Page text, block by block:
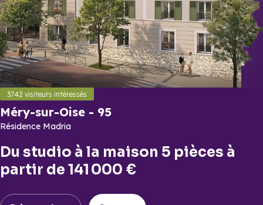
3742 visiteurs intéressés
Méry-sur-Oise - 95
Résidence Madria
Du studio à la maison 5 pièces à
partir de 141 000 €